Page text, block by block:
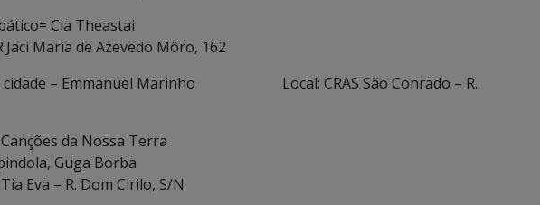
Cia Theastai
Maria de Azevedo Môro, 162
cidade – Emmanuel Marinho Local: CRAS São Conrado – R.
da Nossa Terra
Guga Borba
Eva – R. Dom Cirilo, S/N